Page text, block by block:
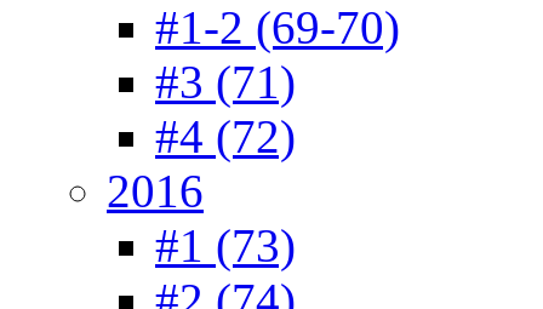
#1-2 (69-70)
#3 (71)
#4 (72)
2016
#1 (73)